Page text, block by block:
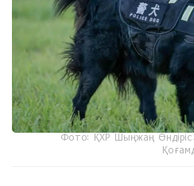
Фото: ҚХР Шыңжаң